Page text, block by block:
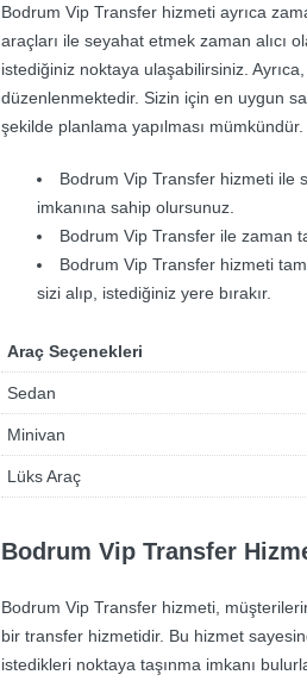
Bodrum Vip Transfer hizmeti ayrıca
araçları ile seyahat etmek zaman alıcı
istediğiniz noktaya ulaşabilirsiniz.
düzenlenmektedir. Sizin için en uygun
şekilde planlama yapılması mümkündür.
Bodrum Vip Transfer hizmeti ile
imkanına sahip olursunuz.
Bodrum Vip Transfer ile zaman
Bodrum Vip Transfer hizmeti
sizi alıp, istediğiniz yere bırakır.
Araç Seçenekleri
Sedan
Minivan
Lüks Araç
Bodrum Vip Transfer
Bodrum Vip Transfer hizmeti,
bir transfer hizmetidir. Bu hizmet
istedikleri noktaya taşınma imkanı